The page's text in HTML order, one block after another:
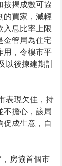
按揭成數可協
的買家，減輕
入息比率上限
金管局為住宅
用，令樓市平
以後揀建期計
表現欠佳，持
不擔心，該局
促成生意，自
，房協首個市